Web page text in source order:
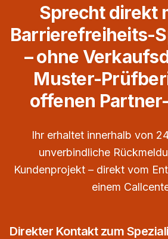
Sprecht direkt
Barrierefreiheits-
– ohne
Muster-
offenen
Ihr erhaltet innerhalb von
unverbindliche
Kundenprojekt – direkt vom
einem
Direkter Kontakt zum